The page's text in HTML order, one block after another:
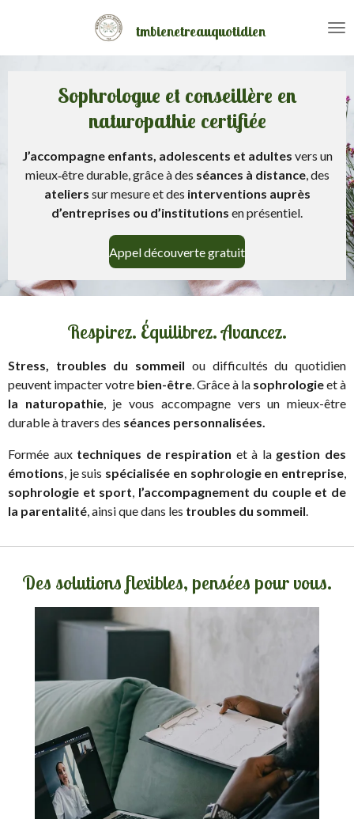
contenu
tmbienetreauquotidien
Sophrologue et conseillère en
naturopathie certifiée
J’accompagne enfants, adolescents et adultes vers un
mieux‑être durable, grâce à des séances à distance, des
ateliers sur mesure et des interventions auprès
d’entreprises ou d’institutions en présentiel.
Appel découverte gratuit
Respirez. Équilibrez. Avancez.
Stress, troubles du sommeil ou difficultés du quotidien
peuvent impacter votre bien-être. Grâce à la sophrologieet à
la naturopathie, je vous accompagne vers un mieux-être
durable à travers des séances personnalisées.
Formée aux techniques de respiration et à la gestion des
émotions, je suis spécialisée en sophrologie en entreprise,
sophrologie et sport, l’accompagnement du couple et de
la parentalité, ainsi que dans les troubles du sommeil.
Des solutions flexibles, pensées pour vous.